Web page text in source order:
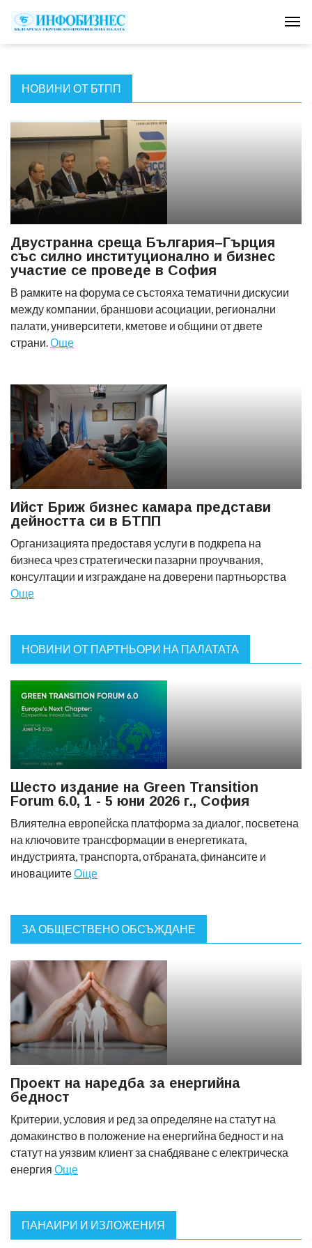
НОВИНИ ОТ БТПП
Двустранна среща България–Гърция
със силно институционално и бизнес
участие се проведе в София
В рамките на форума се състояха тематични дискусии
между компании, браншови асоциации, регионални
палати, университети, кметове и общини от двете
страни.Още
Ийст Бриж бизнес камара представи
дейността си в БТПП
Организацията предоставя услуги в подкрепа на
бизнеса чрез стратегически пазарни проучвания,
консултации и изграждане на доверени партньорства
Още
НОВИНИ ОТ ПАРТНЬОРИ НА ПАЛАТАТА
Шесто издание на Green Transition
Forum 6.0, 1 - 5 юни 2026 г., София
Влиятелна европейска платформа за диалог, посветена
на ключовите трансформации в енергетиката,
индустрията, транспорта, отбраната, финансите и
иновациитеОще
ЗА ОБЩЕСТВЕНО ОБСЪЖДАНЕ
Проект на наредба за енергийна
бедност
Критерии, условия и ред за определяне на статут на
домакинство в положение на енергийна бедност и на
статут на уязвим клиент за снабдяване с електрическа
енергия Още
ПАНАИРИ И ИЗЛОЖЕНИЯ